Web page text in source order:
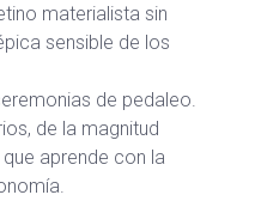
materialista sin
sensible de los
de pedaleo.
de la magnitud
aprende con la